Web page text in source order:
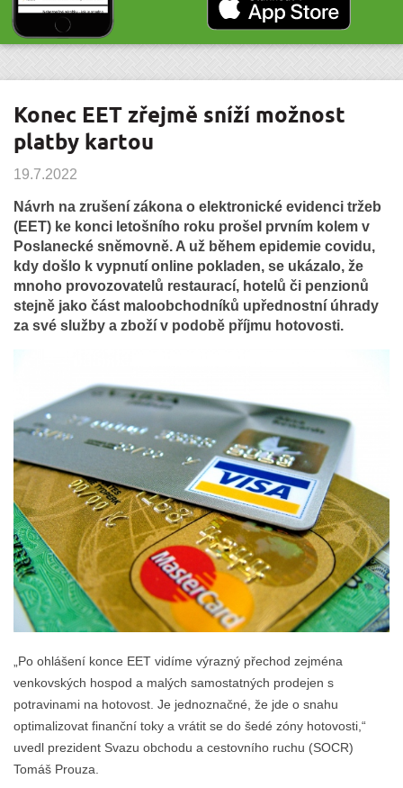
Konec EET zřejmě sníží možnost
platby kartou
19.7.2022
Návrh na zrušení zákona o elektronické evidenci tržeb
(EET) ke konci letošního roku prošel prvním kolem v
Poslanecké sněmovně. A už během epidemie covidu,
kdy došlo k vypnutí online pokladen, se ukázalo, že
mnoho provozovatelů restaurací, hotelů či penzionů
stejně jako část maloobchodníků upřednostní úhrady
za své služby a zboží v podobě příjmu hotovosti.
„Po ohlášení konce EET vidíme výrazný přechod zejména
venkovských hospod a malých samostatných prodejen s
potravinami na hotovost. Je jednoznačné, že jde o snahu
optimalizovat finanční toky a vrátit se do šedé zóny hotovosti,“
uvedl prezident Svazu obchodu a cestovního ruchu (SOCR)
Tomáš Prouza.